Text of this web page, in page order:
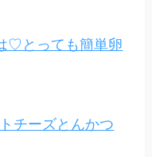
♡とっても簡単卵
チーズとんかつ